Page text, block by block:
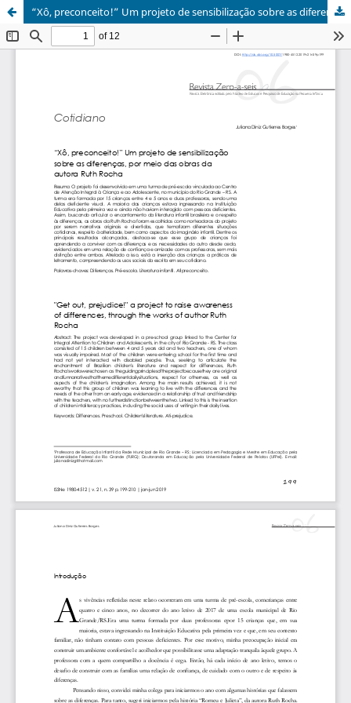
“Xô, preconceito!” Um projeto de sensibilização sobre as diferenças, por meio das obras da autora Ruth Rocha